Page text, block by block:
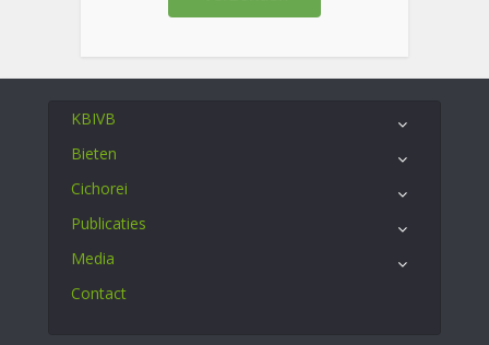
KBIVB
Bieten
Cichorei
Publicaties
Media
Contact